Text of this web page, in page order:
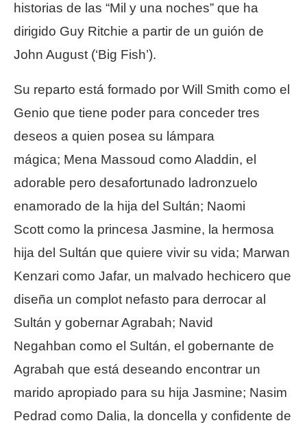
historias de las “Mil y una noches” que ha
dirigido Guy Ritchie a partir de un guión de
John August (‘Big Fish’).
Su reparto está formado por Will Smith como el
Genio que tiene poder para conceder tres
deseos a quien posea su lámpara
mágica; Mena Massoud como Aladdin, el
adorable pero desafortunado ladronzuelo
enamorado de la hija del Sultán; Naomi
Scott como la princesa Jasmine, la hermosa
hija del Sultán que quiere vivir su vida; Marwan
Kenzari como Jafar, un malvado hechicero que
diseña un complot nefasto para derrocar al
Sultán y gobernar Agrabah; Navid
Negahban como el Sultán, el gobernante de
Agrabah que está deseando encontrar un
marido apropiado para su hija Jasmine; Nasim
Pedrad como Dalia, la doncella y confidente de